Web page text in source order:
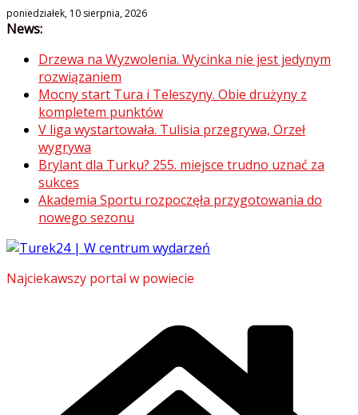
Skip
to
poniedziałek, 10 sierpnia, 2026
News:
Drzewa na Wyzwolenia. Wycinka nie jest jedynym
rozwiązaniem
Mocny start Tura i Teleszyny. Obie drużyny z
kompletem punktów
V liga wystartowała. Tulisia przegrywa, Orzeł
wygrywa
Brylant dla Turku? 255. miejsce trudno uznać za
sukces
Akademia Sportu rozpoczęła przygotowania do
nowego sezonu
Najciekawszy portal w powiecie